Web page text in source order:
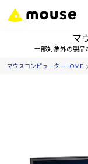
マ
一部対象外の製品
マウスコンピューターHOME